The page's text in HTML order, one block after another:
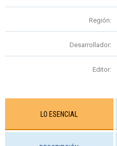
Región:
Desarrollador:
Editor:
LO ESENCIAL